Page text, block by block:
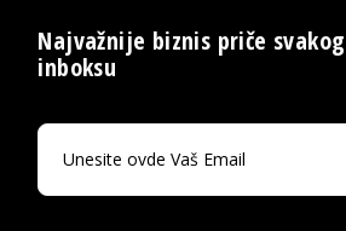
Najvažnije biznis priče
inboksu